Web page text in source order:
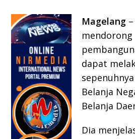
Magelang
dapat
Belanja
Belanja
Dia